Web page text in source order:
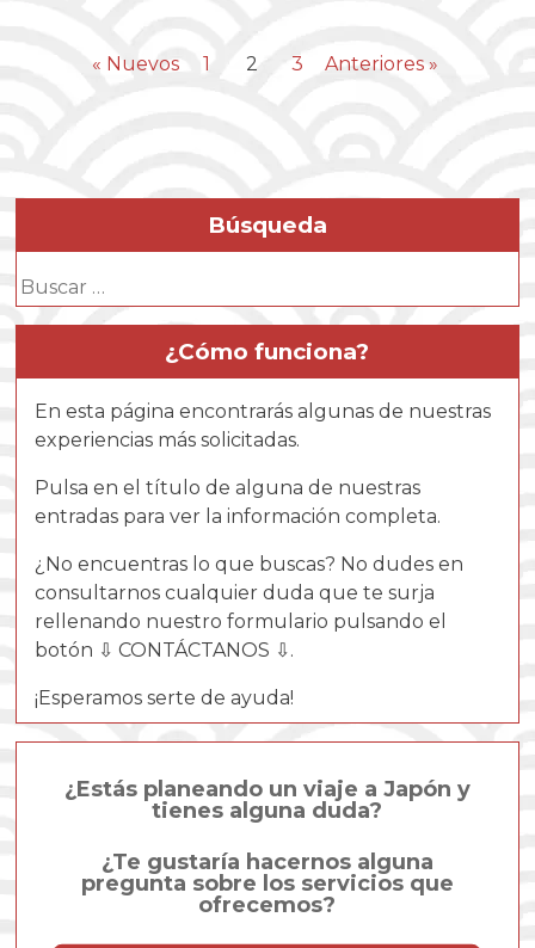
« Nuevos 1 2 3 Anteriores »
Búsqueda
Buscar:
¿Cómo funciona?
En esta página encontrarás algunas de nuestras
experiencias más solicitadas.
Pulsa en el título de alguna de nuestras
entradas para ver la información completa.
¿No encuentras lo que buscas? No dudes en
consultarnos cualquier duda que te surja
rellenando nuestro formulario pulsando el
botón ⇩ CONTÁCTANOS ⇩.
¡Esperamos serte de ayuda!
¿Estás planeando un viaje a Japón y
tienes alguna duda?
¿Te gustaría hacernos alguna
pregunta sobre los servicios que
ofrecemos?